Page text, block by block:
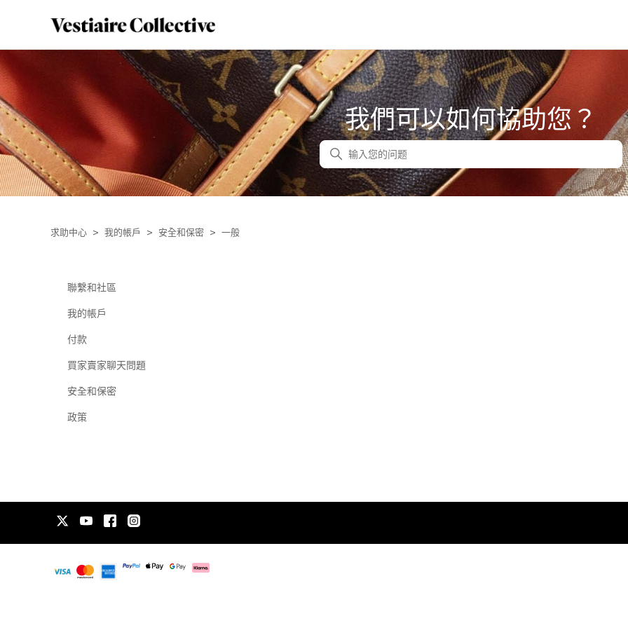
我們可以如何協助您？
搜尋
求助中心 我的帳戶 安全和保密 一般
聯繫和社區
我的帳戶
付款
買家賣家聊天問題
安全和保密
政策